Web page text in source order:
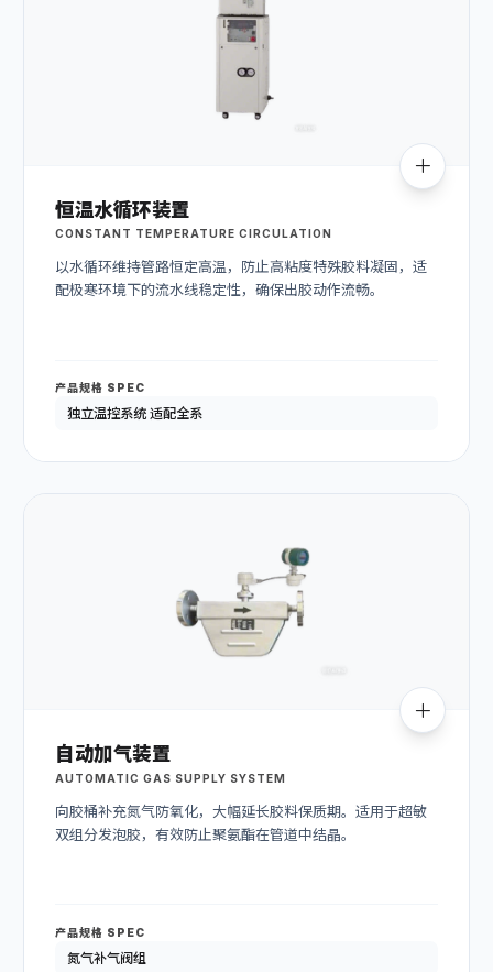
恒温水循环装置
CONSTANT TEMPERATURE CIRCULATION
以水循环维持管路恒定高温，防止高粘度特殊胶料凝固，适
配极寒环境下的流水线稳定性，确保出胶动作流畅。
产品规格 SPEC
独立温控系统 适配全系
自动加气装置
AUTOMATIC GAS SUPPLY SYSTEM
向胶桶补充氮气防氧化，大幅延长胶料保质期。适用于超敏
双组分发泡胶，有效防止聚氨酯在管道中结晶。
产品规格 SPEC
氮气补气阀组